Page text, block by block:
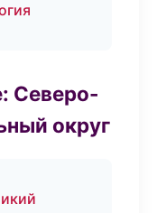
Северо-
округ